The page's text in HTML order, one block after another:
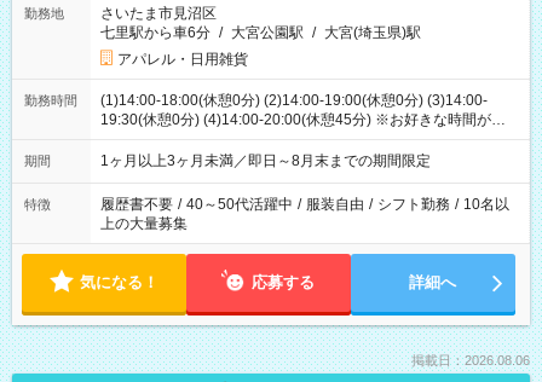
勤務地
さいたま市見沼区
七里駅から車6分 / 大宮公園駅 / 大宮(埼玉県)駅
アパレル・日用雑貨
勤務時間
(1)14:00-18:00(休憩0分) (2)14:00-19:00(休憩0分) (3)14:00-
19:30(休憩0分) (4)14:00-20:00(休憩45分) ※お好きな時間が選べ
ます
期間 1ヶ月以上3ヶ月未満／即日～8月末までの期間限定
特徴 履歴書不要 / 40～50代活躍中 / 服装自由 / シフト勤務 / 10名以
上の大量募集
気になる！ 応募する 詳細へ
掲載日：2026.08.06